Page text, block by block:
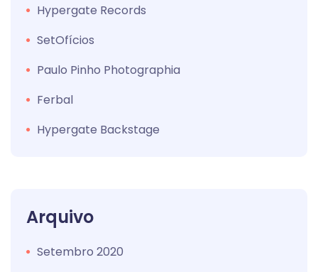
Hypergate Records
SetOfícios
Paulo Pinho Photographia
Ferbal
Hypergate Backstage
Arquivo
Setembro 2020